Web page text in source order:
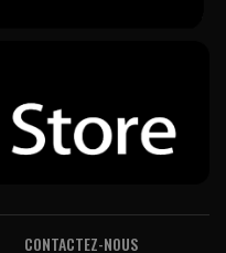
CONTACTEZ-NOUS